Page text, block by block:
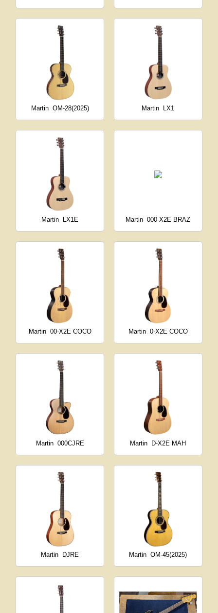
Martin OM-28(2025) Martin LX1
Martin LX1E Martin 000-X2E BRAZ
Martin 00-X2E COCO Martin 0-X2E COCO
Martin 000CJRE Martin D-X2E MAH
Martin DJRE Martin OM-45(2025)